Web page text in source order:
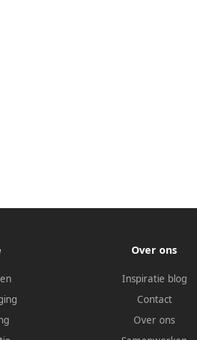
Over ons
Inspiratie blog
Contact
Over ons